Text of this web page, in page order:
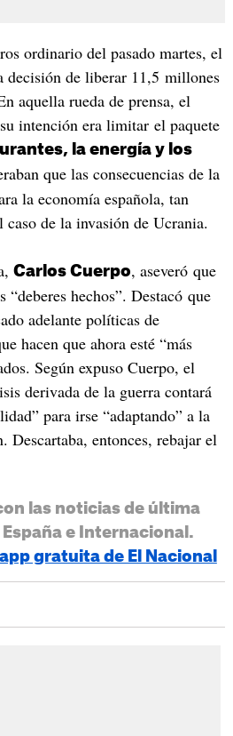
ordinario del pasado martes, el
decisión de liberar 11,5 millones
aquella rueda de prensa, el
intención era limitar el paquete
la energía y los
que las consecuencias de la
la economía española, tan
caso de la invasión de Ucrania.
Carlos Cuerpo, aseveró que
hechos”. Destacó que
adelante políticas de
hacen que ahora esté “más
Según expuso Cuerpo, el
derivada de la guerra contará
para irse “adaptando” a la
Descartaba, entonces, rebajar el
las noticias de última
e Internacional.
gratuita de El Nacional